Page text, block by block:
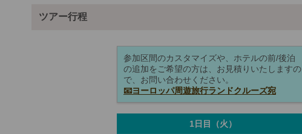
ツアー行程
参加区間のカスタマイズや、ホテルの前/後泊
の追加をご希望の方は、お見積りいたしますの
で、お問い合わせください。
📧ヨーロッパ周遊旅行ランドクルーズ宛
1日目（火）